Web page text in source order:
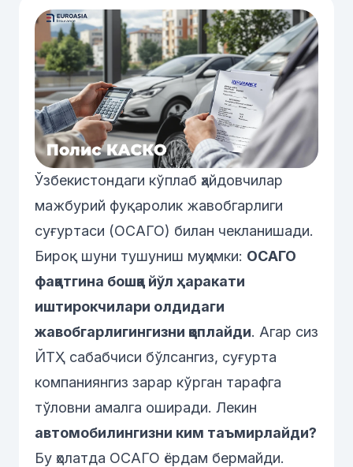
Ўзбекистондаги кўплаб ҳайдовчилар
мажбурий фуқаролик жавобгарлиги
суғуртаси (ОСАГО) билан чекланишади.
Бироқ шуни тушуниш муҳимки: ОСАГО
фақатгина бошқа йўл ҳаракати
иштирокчилари олдидаги
жавобгарлигингизни қоплайди. Агар сиз
ЙТҲ сабабчиси бўлсангиз, суғурта
компаниянгиз зарар кўрган тарафга
тўловни амалга оширади. Лекин
автомобилингизни ким таъмирлайди?
Бу ҳолатда ОСАГО ёрдам бермайди.